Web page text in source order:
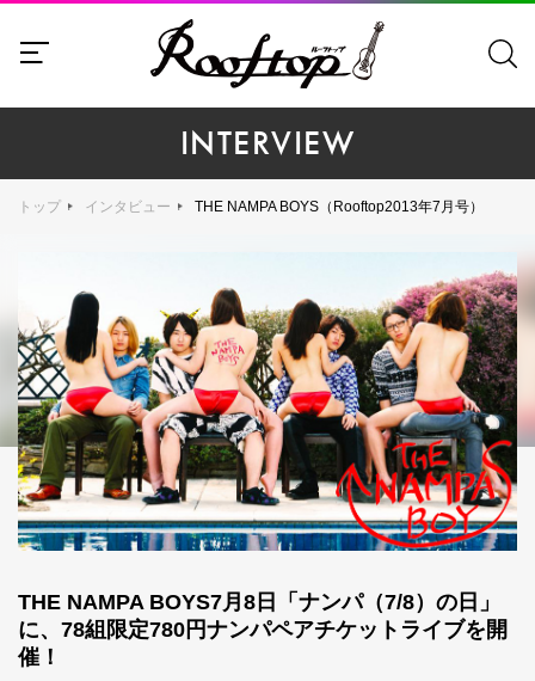
INTERVIEW
トップ インタビュー THE NAMPA BOYS（Rooftop2013年7月号）
THE NAMPA BOYS7月8日「ナンパ（7/8）の日」
に、78組限定780円ナンパペアチケットライブを開
催！